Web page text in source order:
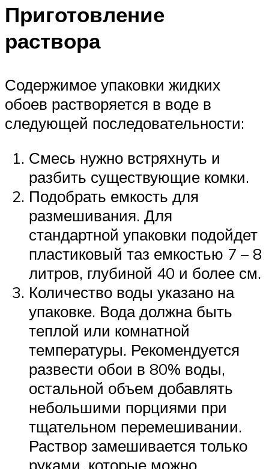
Приготовление
раствора
Содержимое упаковки жидких
обоев растворяется в воде в
следующей последовательности:
Смесь нужно встряхнуть и
разбить существующие комки.
Подобрать емкость для
размешивания. Для
стандартной упаковки подойдет
пластиковый таз емкостью 7 – 8
литров, глубиной 40 и более см.
Количество воды указано на
упаковке. Вода должна быть
теплой или комнатной
температуры. Рекомендуется
развести обои в 80% воды,
остальной объем добавлять
небольшими порциями при
тщательном перемешивании.
Раствор замешивается только
руками, которые можно